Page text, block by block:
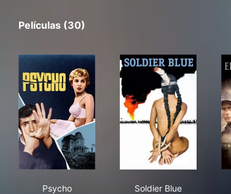
Películas (30)
Psycho
Soldier Blue